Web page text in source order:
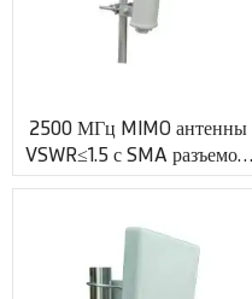
2500 МГц MIMO антенны
VSWR≤1.5 с SMA разъемом
XMR-AC0054